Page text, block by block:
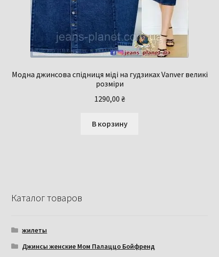
Модна джинсова спідниця міді на гудзиках Vanver великі
розміри
1290,00 ₴
В корзину
Каталог товаров
жилеты
Джинсы женские Мом Палаццо Бойфренд